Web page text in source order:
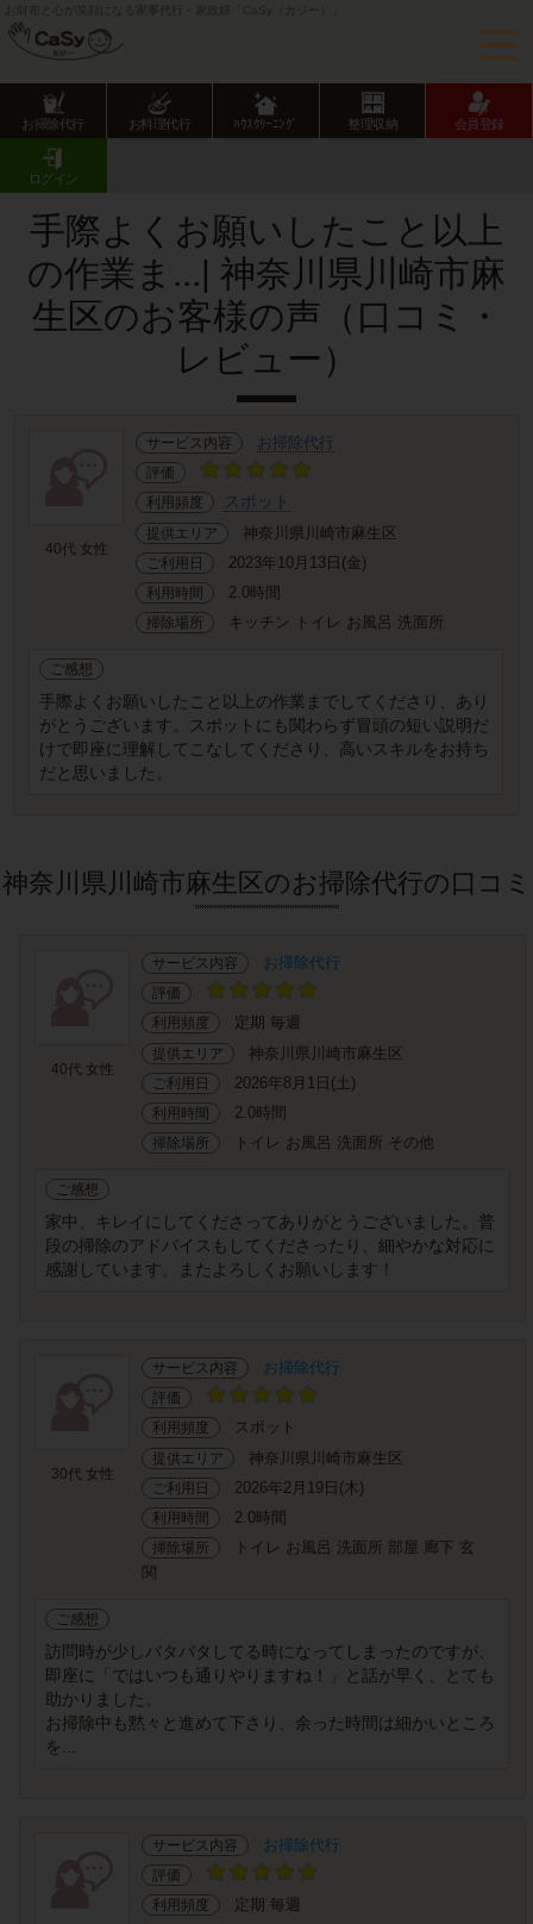
お財布と心が笑顔になる家事代行・家政婦「CaSy（カジー）」
お掃除代行 お料理代行 ﾊｳｽｸﾘｰﾆﾝｸﾞ 整理収納 会員登録
ログイン
CaSy TOP
お客様の声･口コミ詳細
手際よくお願いしたこと以上
の作業ま...| 神奈川県川崎市麻
生区のお客様の声（口コミ・
レビュー）
40代 女性
サービス内容 お掃除代行
評価
利用頻度
スポット
提供エリア 神奈川県川崎市麻生区
ご利用日 2023年10月13日(金)
利用時間 2.0時間
掃除場所 キッチン トイレ お風呂 洗面所
ご感想
手際よくお願いしたこと以上の作業までしてくださり、あり
がとうございます。スポットにも関わらず冒頭の短い説明だ
けで即座に理解してこなしてくださり、高いスキルをお持ち
だと思いました。
神奈川県川崎市麻生区のお掃除代行の口コミ
40代 女性
サービス内容 お掃除代行
評価
利用頻度
定期 毎週
提供エリア 神奈川県川崎市麻生区
ご利用日 2026年8月1日(土)
利用時間 2.0時間
掃除場所 トイレ お風呂 洗面所 その他
ご感想
家中、キレイにしてくださってありがとうございました。普
段の掃除のアドバイスもしてくださったり、細やかな対応に
感謝しています。またよろしくお願いします！
30代 女性
サービス内容 お掃除代行
評価
利用頻度
スポット
提供エリア 神奈川県川崎市麻生区
ご利用日 2026年2月19日(木)
利用時間 2.0時間
掃除場所
トイレ お風呂 洗面所 部屋 廊下 玄
関
ご感想
訪問時が少しバタバタしてる時になってしまったのですが、
即座に「ではいつも通りやりますね！」と話が早く、とても
助かりました。
お掃除中も黙々と進めて下さり、余った時間は細かいところ
を...
サービス内容 お掃除代行
評価
利用頻度
定期 毎週